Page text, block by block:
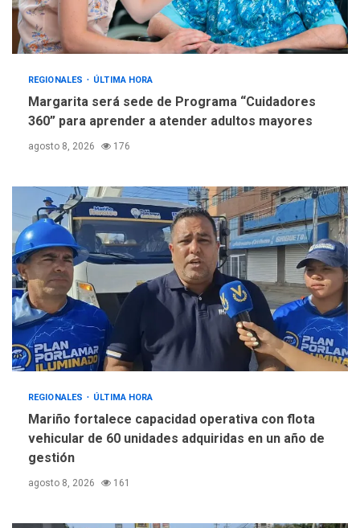
REGIONALES ÚLTIMA HORA
Margarita será sede de Programa “Cuidadores
360” para aprender a atender adultos mayores
agosto 8, 2026 176
REGIONALES ÚLTIMA HORA
Mariño fortalece capacidad operativa con flota
vehicular de 60 unidades adquiridas en un año de
gestión
agosto 8, 2026 161